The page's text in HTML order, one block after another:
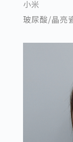
小米
玻尿酸/晶亮